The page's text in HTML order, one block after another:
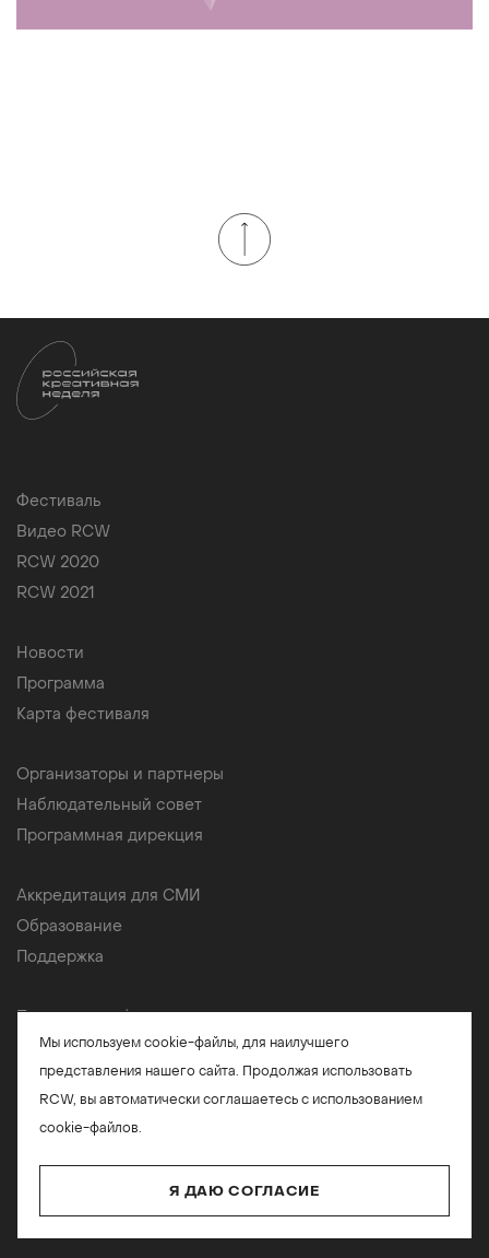
Фестиваль
Видео RCW
RCW 2020
RCW 2021
Новости
Программа
Карта фестиваля
Организаторы и партнеры
Наблюдательный совет
Программная дирекция
Аккредитация для СМИ
Образование
Поддержка
Обработка персональных данных
Мы используем cookie-файлы, для наилучшего
представления нашего сайта. Продолжая использовать
RCW, вы автоматически соглашаетесь с использованием
cookie-файлов.
Я ДАЮ СОГЛАСИЕ